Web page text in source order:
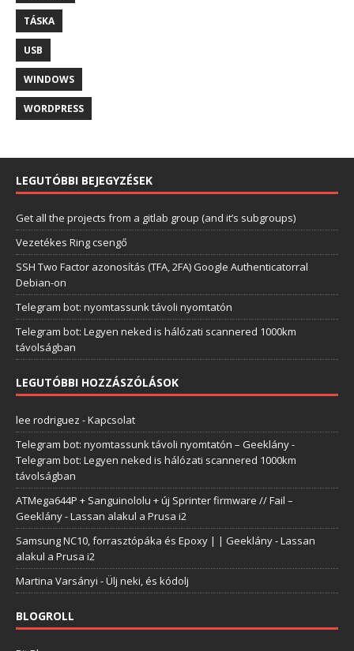
TÁSKA
USB
WINDOWS
WORDPRESS
LEGUTÓBBI BEJEGYZÉSEK
Get all the projects from a gitlab group (and it’s subgroups)
Vezetékes Ring csengő
SSH Two Factor azonosítás (TFA, 2FA) Google Authenticatorral
Debian-on
Telegram bot: nyomtassunk távoli nyomtatón
Telegram bot: Legyen neked is hálózati scannered 1000km
távolságban
LEGUTÓBBI HOZZÁSZÓLÁSOK
lee rodriguez -Kapcsolat
Telegram bot: nyomtassunk távoli nyomtatón – Geeklány-
Telegram bot: Legyen neked is hálózati scannered 1000km
távolságban
ATMega644P + Sanguinololu + új Sprinter firmware // Fail –
Geeklány-Lassan alakul a Prusa i2
Samsung NC10, forrasztópáka és Epoxy | | Geeklány-Lassan
alakul a Prusa i2
Martina Varsányi -Ülj neki, és kódolj
BLOGROLL